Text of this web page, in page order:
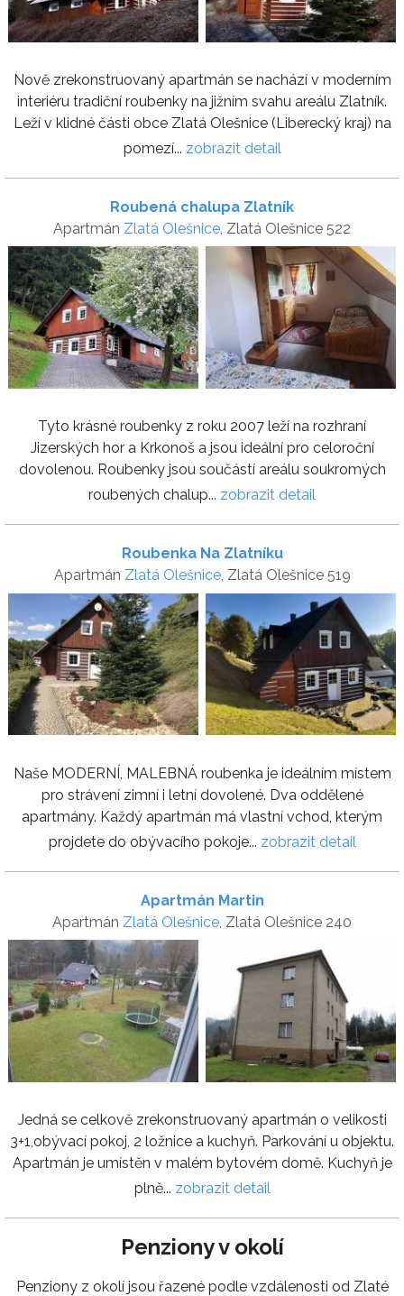
Nově zrekonstruovaný apartmán se nachází v moderním
interiéru tradiční roubenky na jižním svahu areálu Zlatník.
Leží v klidné části obce Zlatá Olešnice (Liberecký kraj) na
pomezí... zobrazit detail
Roubená chalupa Zlatník
Apartmán Zlatá Olešnice, Zlatá Olešnice 522
Tyto krásné roubenky z roku 2007 leží na rozhraní
Jizerských hor a Krkonoš a jsou ideální pro celoroční
dovolenou. Roubenky jsou součástí areálu soukromých
roubených chalup... zobrazit detail
Roubenka Na Zlatníku
Apartmán Zlatá Olešnice, Zlatá Olešnice 519
Naše MODERNÍ, MALEBNÁ roubenka je ideálním místem
pro strávení zimní i letní dovolené. Dva oddělené
apartmány. Každý apartmán má vlastní vchod, kterým
projdete do obývacího pokoje... zobrazit detail
Apartmán Martin
Apartmán Zlatá Olešnice , Zlatá Olešnice 240
Jedná se celkově zrekonstruovaný apartmán o velikosti
3+1,obývací pokoj, 2 ložnice a kuchyň. Parkování u objektu.
Apartmán je umístěn v malém bytovém domě. Kuchyň je
plně... zobrazit detail
Penziony v okolí
Penziony z okolí jsou řazené podle vzdálenosti od Zlaté